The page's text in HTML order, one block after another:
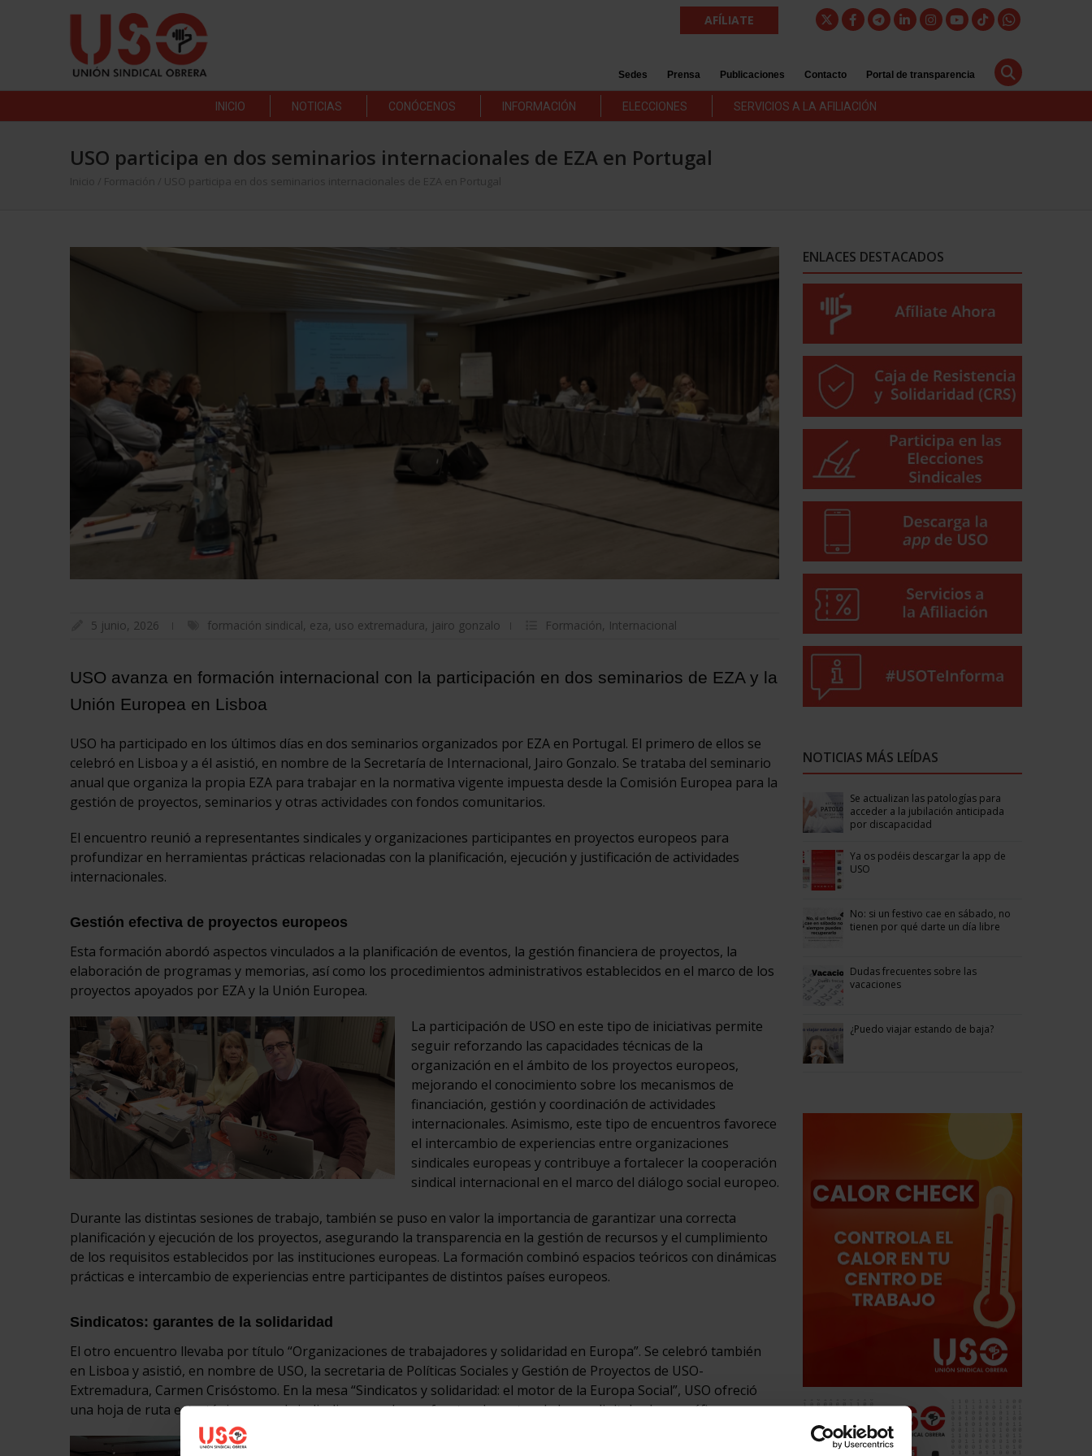
AFÍLIATE
Sedes Prensa Publicaciones Contacto Portal de transparencia
INICIO NOTICIAS CONÓCENOS INFORMACIÓN ELECCIONES SERVICIOS A LA AFILIACIÓN
USO participa en dos seminarios internacionales de EZA en Portugal
Inicio Formación USO participa en dos seminarios internacionales de EZA en Portugal
5 junio, 2026 formación sindical, eza, uso extremadura, jairo gonzalo Formación, Internacional
USO avanza en formación internacional con la participación en dos seminarios de EZA y la
Unión Europea en Lisboa
USO ha participado en los últimos días en dos seminarios organizados por EZA en Portugal. El primero de ellos se
celebró en Lisboa y a él asistió, en nombre de la Secretaría de Internacional, Jairo Gonzalo. Se trataba del seminario
anual que organiza la propia EZA para trabajar en la normativa vigente impuesta desde la Comisión Europea para la
gestión de proyectos, seminarios y otras actividades con fondos comunitarios.
El encuentro reunió a representantes sindicales y organizaciones participantes en proyectos europeos para
profundizar en herramientas prácticas relacionadas con la planificación, ejecución y justificación de actividades
internacionales.
Gestión efectiva de proyectos europeos
Esta formación abordó aspectos vinculados a la planificación de eventos, la gestión financiera de proyectos, la
elaboración de programas y memorias, así como los procedimientos administrativos establecidos en el marco de los
proyectos apoyados por EZA y la Unión Europea.
La participación de USO en este tipo de iniciativas permite
seguir reforzando las capacidades técnicas de la
organización en el ámbito de los proyectos europeos,
mejorando el conocimiento sobre los mecanismos de
financiación, gestión y coordinación de actividades
internacionales. Asimismo, este tipo de encuentros favorece
el intercambio de experiencias entre organizaciones
sindicales europeas y contribuye a fortalecer la cooperación
sindical internacional en el marco del diálogo social europeo.
Durante las distintas sesiones de trabajo, también se puso en valor la importancia de garantizar una correcta
planificación y ejecución de los proyectos, asegurando la transparencia en la gestión de recursos y el cumplimiento
de los requisitos establecidos por las instituciones europeas. La formación combinó espacios teóricos con dinámicas
prácticas e intercambio de experiencias entre participantes de distintos países europeos.
Sindicatos: garantes de la solidaridad
El otro encuentro llevaba por título “Organizaciones de trabajadores y solidaridad en Europa”. Se celebró también
en Lisboa y asistió, en nombre de USO, la secretaria de Políticas Sociales y Gestión de Proyectos de USO-
Extremadura, Carmen Crisóstomo. En la mesa “Sindicatos y solidaridad: el motor de la Europa Social”, USO ofreció
una hoja de ruta estratégica para el sindicalismo moderno, frente a los retos de la era digital y demográfica.
ENLACES DESTACADOS
NOTICIAS MÁS LEÍDAS
Se actualizan las patologías para
acceder a la jubilación anticipada
por discapacidad
Ya os podéis descargar la app de
USO
No: si un festivo cae en sábado, no
tienen por qué darte un día libre
Dudas frecuentes sobre las
vacaciones
¿Puedo viajar estando de baja?